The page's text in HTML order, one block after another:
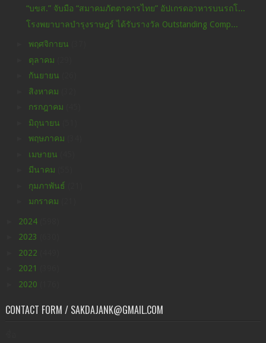
“บขส.” จับมือ “สมาคมภัตตาคารไทย” อัปเกรดอาหารบนรถโ...
โรงพยาบาลบำรุงราษฎร์ ได้รับรางวัล Outstanding Comp...
พฤศจิกายน
ตุลาคม
กันยายน
สิงหาคม
กรกฎาคม
มิถุนายน
พฤษภาคม
เมษายน
มีนาคม
กุมภาพันธ์
มกราคม
2024
2023
2022
2021
2020
CONTACT FORM / SAKDAJANK@GMAIL.COM